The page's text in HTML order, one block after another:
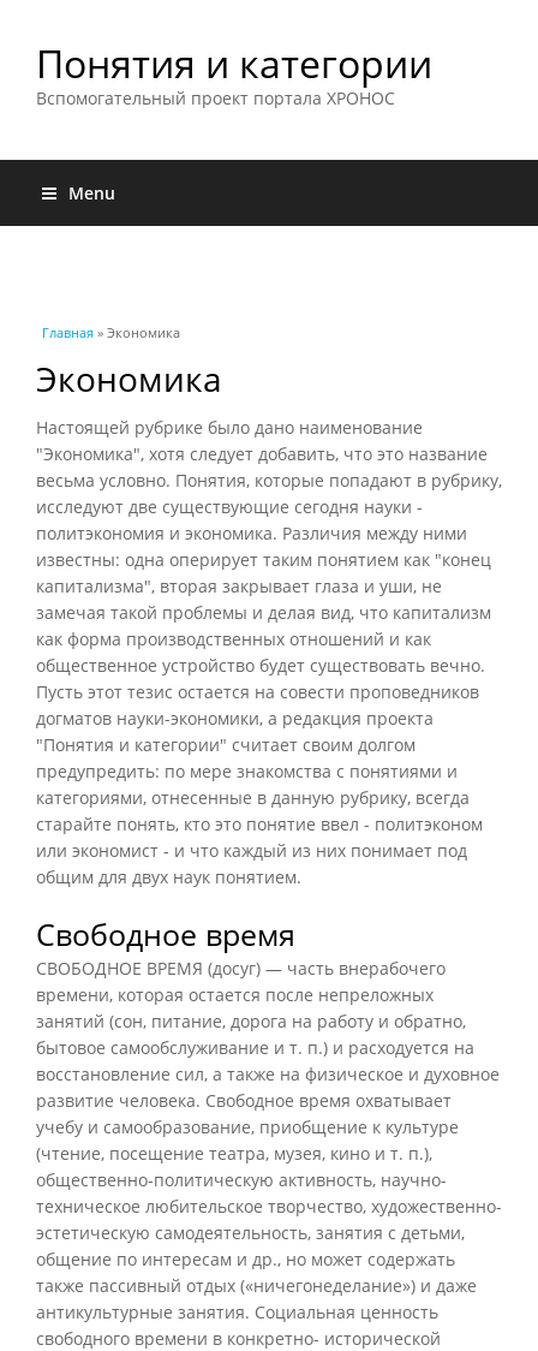
Понятия и категории
Вспомогательный проект портала ХРОНОС
Menu
Вы здесь
Главная » Экономика
Экономика
Настоящей рубрике было дано наименование
"Экономика", хотя следует добавить, что это название
весьма условно. Понятия, которые попадают в рубрику,
исследуют две существующие сегодня науки -
политэкономия и экономика. Различия между ними
известны: одна оперирует таким понятием как "конец
капитализма", вторая закрывает глаза и уши, не
замечая такой проблемы и делая вид, что капитализм
как форма производственных отношений и как
общественное устройство будет существовать вечно.
Пусть этот тезис остается на совести проповедников
догматов науки-экономики, а редакция проекта
"Понятия и категории" считает своим долгом
предупредить: по мере знакомства с понятиями и
категориями, отнесенные в данную рубрику, всегда
старайте понять, кто это понятие ввел - политэконом
или экономист - и что каждый из них понимает под
общим для двух наук понятием.
Свободное время
СВОБОДНОЕ ВРЕМЯ (досуг) — часть внерабочего
времени, которая остается после непреложных
занятий (сон, питание, дорога на работу и обратно,
бытовое самообслуживание и т. п.) и расходуется на
восстановление сил, а также на физическое и духовное
развитие человека. Свободное время охватывает
учебу и самообразование, приобщение к культуре
(чтение, посещение театра, музея, кино и т. п.),
общественно-политическую активность, научно-
техническое любительское творчество, художественно-
эстетическую самодеятельность, занятия с детьми,
общение по интересам и др., но может содержать
также пассивный отдых («ничегонеделание») и даже
антикультурные занятия. Социальная ценность
свободного времени в конкретно- исторической